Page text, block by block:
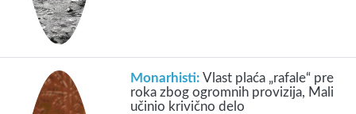
Monarhisti:Vlast plaća „rafale“ pre
roka zbog ogromnih provizija, Mali
učinio krivično delo